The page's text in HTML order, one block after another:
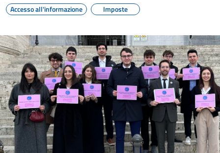
Accesso all'informazione Imposte